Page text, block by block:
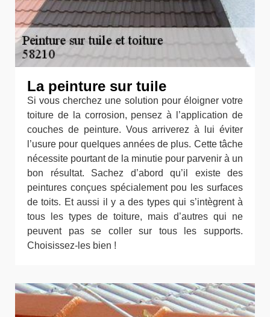
La peinture sur tuile
Si vous cherchez une solution pour éloigner votre
toiture de la corrosion, pensez à l’application de
couches de peinture. Vous arriverez à lui éviter
l’usure pour quelques années de plus. Cette tâche
nécessite pourtant de la minutie pour parvenir à un
bon résultat. Sachez d’abord qu’il existe des
peintures conçues spécialement pou les surfaces
de toits. Et aussi il y a des types qui s’intègrent à
tous les types de toiture, mais d’autres qui ne
peuvent pas se coller sur tous les supports.
Choisissez-les bien !